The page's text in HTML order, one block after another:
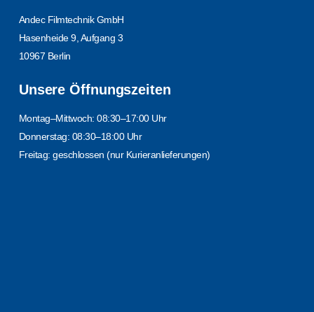
Andec Filmtechnik GmbH
Hasenheide 9, Aufgang 3
10967 Berlin
Unsere Öffnungszeiten
Montag–Mittwoch: 08:30–17:00 Uhr
Donnerstag: 08:30–18:00 Uhr
Freitag: geschlossen (nur Kurieranlieferungen)